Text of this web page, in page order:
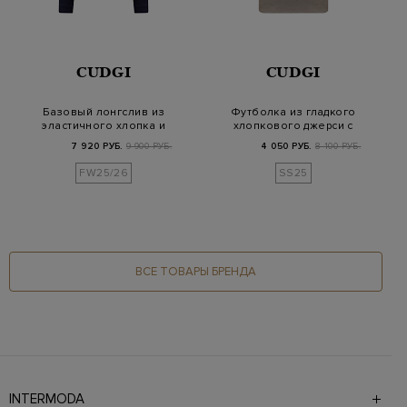
CUDGI
Базовый лонгслив из
эластичного хлопка и
7 920 РУБ. 9 900 РУБ.
FW25/26
CUDGI
Футболка из гладкого
хлопкового джерси с
4 050 РУБ. 8 100 РУБ.
SS25
ВСЕ ТОВАРЫ БРЕНДА
INTERMODA